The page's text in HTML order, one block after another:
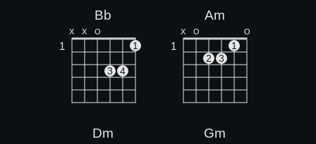
Bb
X X O
1 1
3 4
Am
X O O
1
1
2
3
Dm Gm